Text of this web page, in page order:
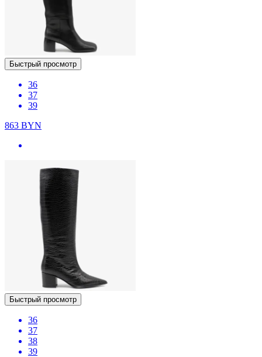
Быстрый просмотр
36
37
39
863 BYN
Быстрый просмотр
36
37
38
39